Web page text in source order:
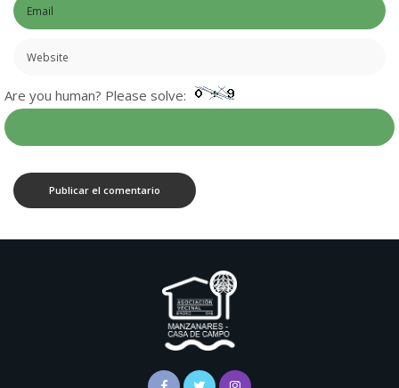
Are you human? Please solve: